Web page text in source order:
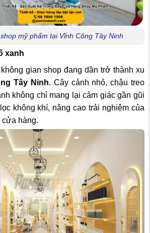
mỹ phẩm tại Vĩnh Công Tây Ninh
xanh
gian shop đang dần trở thành xu
Tây Ninh. Cây cảnh nhỏ, chậu treo
không chỉ mang lại cảm giác gần gũi
không khí, nâng cao trải nghiệm của
cửa hàng.